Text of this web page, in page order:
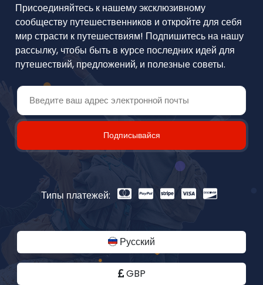
Присоединяйтесь к нашему эксклюзивному
сообществу путешественников и откройте для себя
мир страсти к путешествиям! Подпишитесь на нашу
рассылку, чтобы быть в курсе последних идей для
путешествий, предложений, и полезные советы.
Подписывайся
Типы платежей:
Русский
GBP